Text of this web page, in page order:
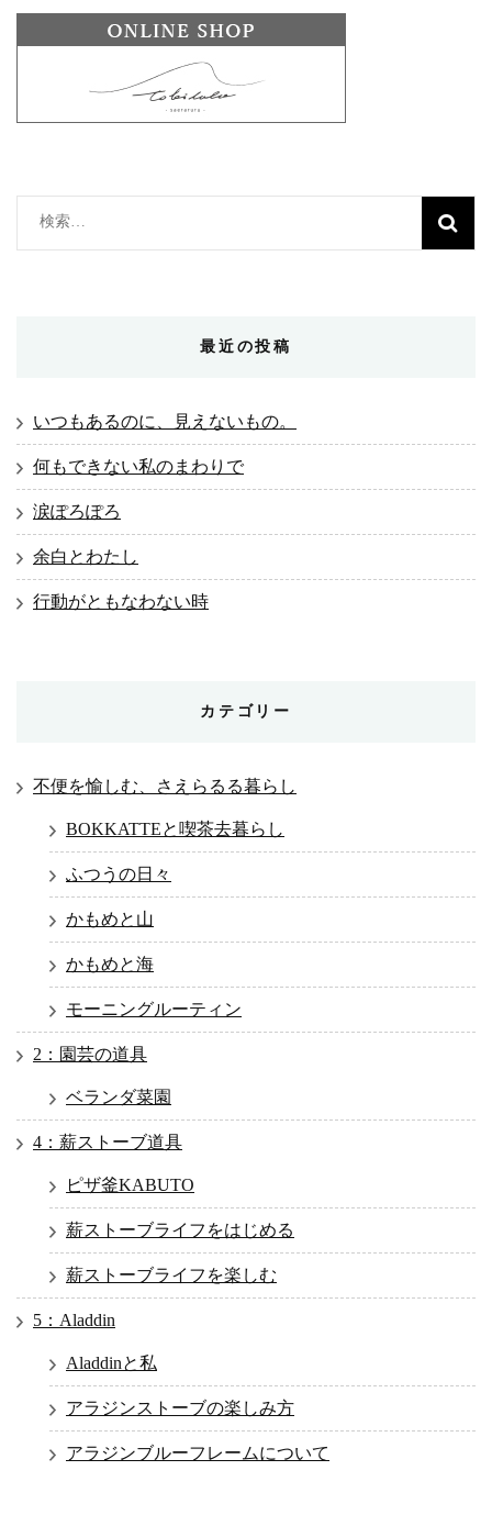
検
最近の投稿
いつもあるのに、見えないもの。
何もできない私のまわりで
涙ぽろぽろ
余白とわたし
行動がともなわない時
カテゴリー
不便を愉しむ、さえらるる暮らし
BOKKATTEと喫茶去暮らし
ふつうの日々
かもめと山
かもめと海
モーニングルーティン
2：園芸の道具
ベランダ菜園
4：薪ストーブ道具
ピザ釜KABUTO
薪ストーブライフをはじめる
薪ストーブライフを楽しむ
5：Aladdin
Aladdinと私
アラジンストーブの楽しみ方
アラジンブルーフレームについて